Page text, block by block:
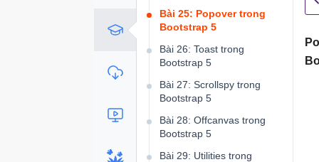
Bài 25: Popover trong
Bootstrap 5
Bài 26: Toast trong
Bootstrap 5
Bài 27: Scrollspy trong
Bootstrap 5
Bài 28: Offcanvas trong
Bootstrap 5
Bài 29: Utilities trong